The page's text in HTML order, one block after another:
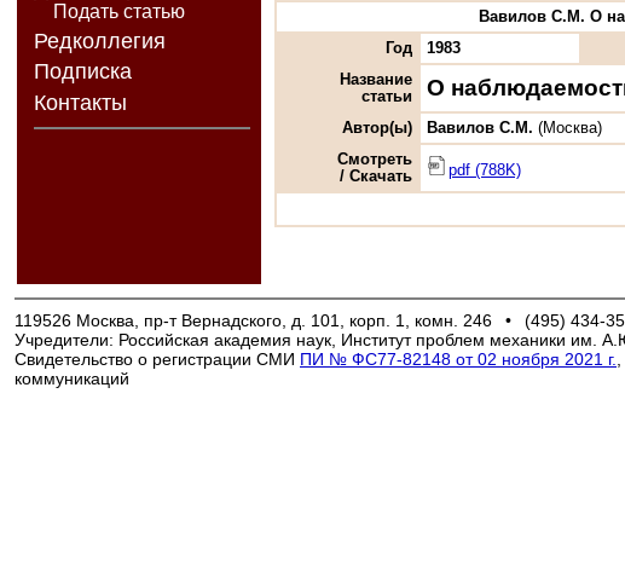
Подать статью
Редколлегия
Подписка
Контакты
Вавилов С.М. О
Год
1983
Название
статьи
О
Автор(ы) Вавилов С.М. (Москва)
Смотреть
/ Скачать
pdf (788K)
119526 Москва, пр-т Вернадского, д. 101, корп. 1, комн. 246 • (495) 434-
Учредители: Российская академия наук, Институт проблем механики им.
Свидетельство о регистрации СМИ ПИ № ФС77-82148 от 02 ноября 2021 г.
коммуникаций